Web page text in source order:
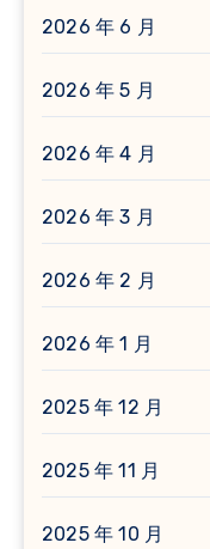
2026 年 6 月
2026 年 5 月
2026 年 4 月
2026 年 3 月
2026 年 2 月
2026 年 1 月
2025 年 12 月
2025 年 11 月
2025 年 10 月